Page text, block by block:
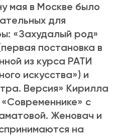
мая в Москве было
для
«Захудалый род»
постановка в
из курса РАТИ
искусства») и
Версия» Кирилла
с
Женовач и
на